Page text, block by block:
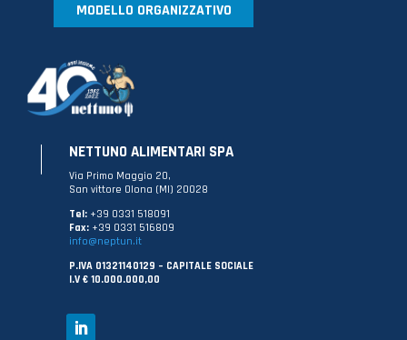
MODELLO ORGANIZZATIVO
NETTUNO ALIMENTARI SPA
Via Primo Maggio 20,
San vittore Olona (MI) 20028
Tel: +39 0331 518091
Fax: +39 0331 516809
info@neptun.it
P.IVA 01321140129 – CAPITALE SOCIALE
I.V € 10.000.000,00